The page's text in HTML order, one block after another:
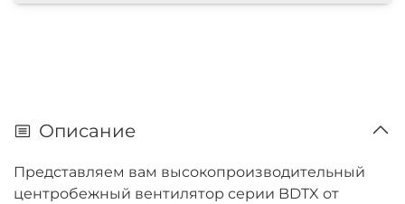
Описание
Представляем вам высокопроизводительный
центробежный вентилятор серии BDTX от